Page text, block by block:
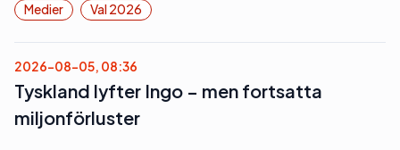
Medier Val 2026
2026-08-05, 08:36
Tyskland lyfter Ingo – men fortsatta
miljonförluster